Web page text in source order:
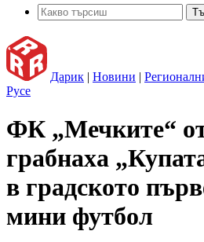
Дарик | Новини |
Русе
ФК „Мечките“
грабнаха
в градското
мини футбол